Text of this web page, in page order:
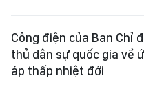
Công điện của Ban Chỉ
thủ dân sự quốc gia về
áp thấp nhiệt đới